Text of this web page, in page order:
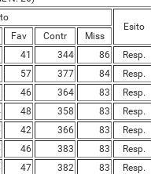
Esito
Fav Contr
Miss
41 344 86
Resp.
57 377 84
Resp.
46 364 83
Resp.
48 358 83
Resp.
42 366 83
Resp.
46 383 83
Resp.
47 382 83
Resp.